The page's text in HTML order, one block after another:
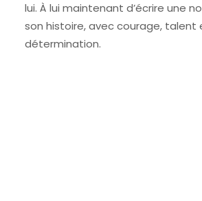
lui. À lui maintenant d’écrire une
son histoire, avec courage, talent
détermination.